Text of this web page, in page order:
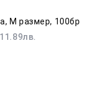
M размер, 100бр
11.89лв.